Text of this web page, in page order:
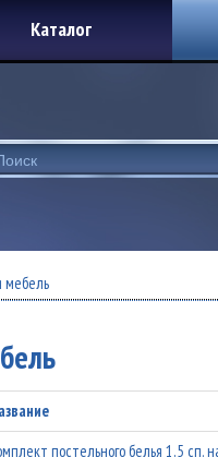
Каталог
постельного белья 1,5 сп.